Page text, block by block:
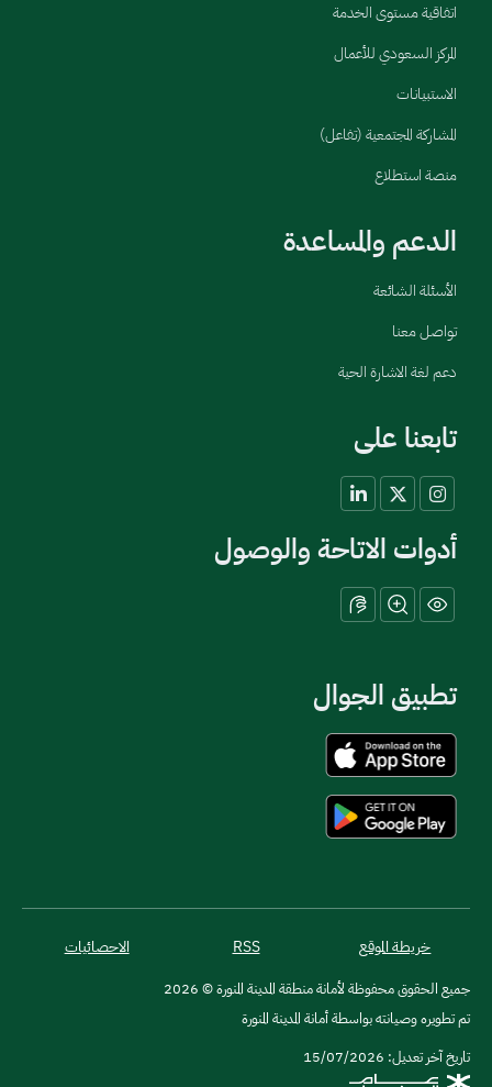
اتفاقية مستوى الخدمة
المركز السعودي للأعمال
الاستبيانات
المشاركة المجتمعية (تفاعل)
منصة استطلاع
الدعم والمساعدة
الأسئلة الشائعة
تواصل معنا
دعم لغة الاشارة الحية
تابعنا على
أدوات الاتاحة والوصول
تطبيق الجوال
خريطة الموقع RSS الاحصائيات
جميع الحقوق محفوظة لأمانة منطقة المدينة المنورة © 2026
تم تطويره وصيانته بواسطة أمانة المدينة المنورة
تاريخ آخر تعديل: 15/07/2026